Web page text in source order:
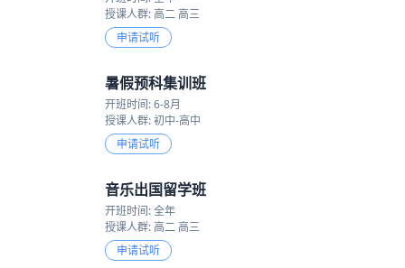
授课人群: 高二 高三
申请试听
暑假预科集训班
开班时间: 6-8月
授课人群: 初中-高中
申请试听
音乐出国留学班
开班时间: 全年
授课人群: 高二 高三
申请试听